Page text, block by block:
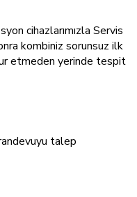
cihazlarımızla Servis
kombiniz sorunsuz ilk
etmeden yerinde tespit
talep